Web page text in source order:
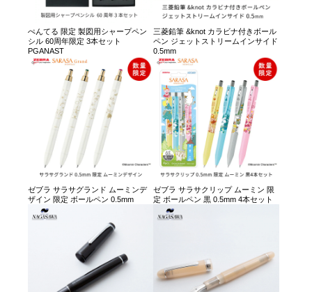
ぺんてる 限定 製図用シャープペン
シル 60周年限定 3本セット
PGANAST
三菱鉛筆 &knot カラビナ付きボール
ペン ジェットストリームインサイド
0.5mm
ゼブラ サラサグランド ムーミンデ
ザイン 限定 ボールペン 0.5mm
ゼブラ サラサクリップ ムーミン 限
定 ボールペン 黒 0.5mm 4本セット